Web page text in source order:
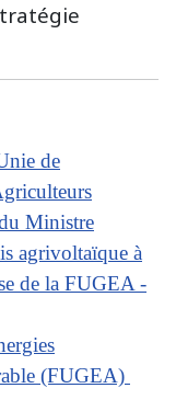
de
Ministre
agrivoltaïque à
de la FUGEA -
(FUGEA)